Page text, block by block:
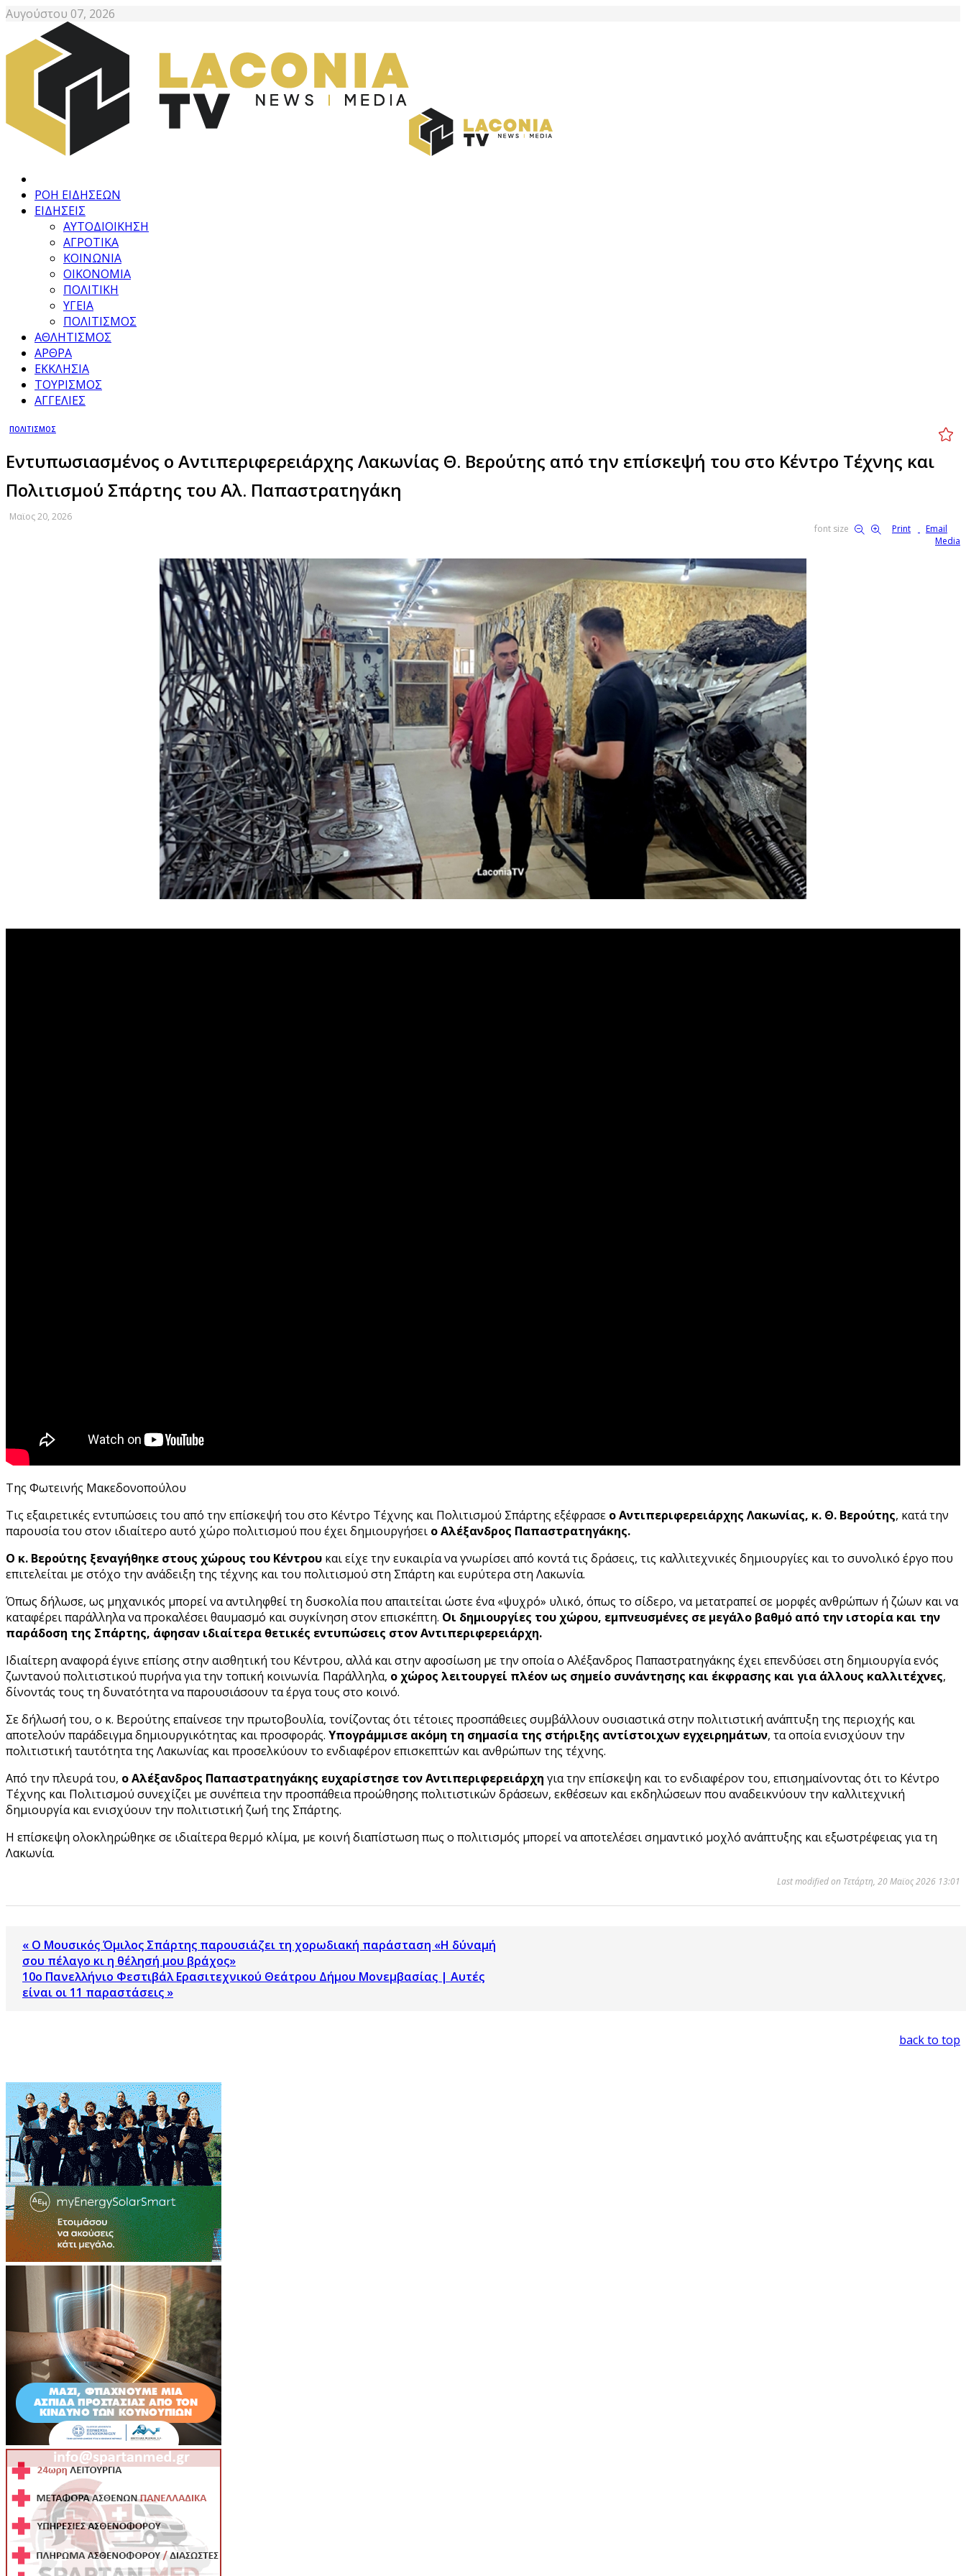
Αυγούστου 07, 2026
ΡΟΗ ΕΙΔΗΣΕΩΝ
ΕΙΔΗΣΕΙΣ
ΑΥΤΟΔΙΟΙΚΗΣΗ
ΑΓΡΟΤΙΚΑ
ΚΟΙΝΩΝΙΑ
ΟΙΚΟΝΟΜΙΑ
ΠΟΛΙΤΙΚΗ
ΥΓΕΙΑ
ΠΟΛΙΤΙΣΜΟΣ
ΑΘΛΗΤΙΣΜΟΣ
ΑΡΘΡΑ
ΕΚΚΛΗΣΙΑ
ΤΟΥΡΙΣΜΟΣ
ΑΓΓΕΛΙΕΣ
ΠΟΛΙΤΙΣΜΟΣ
Εντυπωσιασμένος ο Αντιπεριφερειάρχης Λακωνίας Θ. Βερούτης από την επίσκεψή του στο Κέντρο Τέχνης και
Πολιτισμού Σπάρτης του Αλ. Παπαστρατηγάκη
Μαϊος 20, 2026
font size
Print
Email
Media
Της Φωτεινής Μακεδονοπούλου
Τις εξαιρετικές εντυπώσεις του από την επίσκεψή του στο Κέντρο Τέχνης και Πολιτισμού Σπάρτης εξέφρασε ο Αντιπεριφερειάρχης Λακωνίας, κ. Θ. Βερούτης, κατά την
παρουσία του στον ιδιαίτερο αυτό χώρο πολιτισμού που έχει δημιουργήσει ο Αλέξανδρος Παπαστρατηγάκης.
Ο κ. Βερούτης ξεναγήθηκε στους χώρους του Κέντρου και είχε την ευκαιρία να γνωρίσει από κοντά τις δράσεις, τις καλλιτεχνικές δημιουργίες και το συνολικό έργο που
επιτελείται με στόχο την ανάδειξη της τέχνης και του πολιτισμού στη Σπάρτη και ευρύτερα στη Λακωνία.
Όπως δήλωσε, ως μηχανικός μπορεί να αντιληφθεί τη δυσκολία που απαιτείται ώστε ένα «ψυχρό» υλικό, όπως το σίδερο, να μετατραπεί σε μορφές ανθρώπων ή ζώων και να
καταφέρει παράλληλα να προκαλέσει θαυμασμό και συγκίνηση στον επισκέπτη. Οι δημιουργίες του χώρου, εμπνευσμένες σε μεγάλο βαθμό από την ιστορία και την
παράδοση της Σπάρτης, άφησαν ιδιαίτερα θετικές εντυπώσεις στον Αντιπεριφερειάρχη.
Ιδιαίτερη αναφορά έγινε επίσης στην αισθητική του Κέντρου, αλλά και στην αφοσίωση με την οποία ο Αλέξανδρος Παπαστρατηγάκης έχει επενδύσει στη δημιουργία ενός
ζωντανού πολιτιστικού πυρήνα για την τοπική κοινωνία. Παράλληλα, ο χώρος λειτουργεί πλέον ως σημείο συνάντησης και έκφρασης και για άλλους καλλιτέχνες,
δίνοντάς τους τη δυνατότητα να παρουσιάσουν τα έργα τους στο κοινό.
Σε δήλωσή του, ο κ. Βερούτης επαίνεσε την πρωτοβουλία, τονίζοντας ότι τέτοιες προσπάθειες συμβάλλουν ουσιαστικά στην πολιτιστική ανάπτυξη της περιοχής και
αποτελούν παράδειγμα δημιουργικότητας και προσφοράς. Υπογράμμισε ακόμη τη σημασία της στήριξης αντίστοιχων εγχειρημάτων, τα οποία ενισχύουν την
πολιτιστική ταυτότητα της Λακωνίας και προσελκύουν το ενδιαφέρον επισκεπτών και ανθρώπων της τέχνης.
Από την πλευρά του, ο Αλέξανδρος Παπαστρατηγάκης ευχαρίστησε τον Αντιπεριφερειάρχη για την επίσκεψη και το ενδιαφέρον του, επισημαίνοντας ότι το Κέντρο
Τέχνης και Πολιτισμού συνεχίζει με συνέπεια την προσπάθεια προώθησης πολιτιστικών δράσεων, εκθέσεων και εκδηλώσεων που αναδεικνύουν την καλλιτεχνική
δημιουργία και ενισχύουν την πολιτιστική ζωή της Σπάρτης.
Η επίσκεψη ολοκληρώθηκε σε ιδιαίτερα θερμό κλίμα, με κοινή διαπίστωση πως ο πολιτισμός μπορεί να αποτελέσει σημαντικό μοχλό ανάπτυξης και εξωστρέφειας για τη
Λακωνία.
Last modified on Τετάρτη, 20 Μαϊος 2026 13:01
« Ο Μουσικός Όμιλος Σπάρτης παρουσιάζει τη χορωδιακή παράσταση «Η δύναμή
σου πέλαγο κι η θέλησή μου βράχος»
10ο Πανελλήνιο Φεστιβάλ Ερασιτεχνικού Θεάτρου Δήμου Μονεμβασίας | Αυτές
είναι οι 11 παραστάσεις »
back to top